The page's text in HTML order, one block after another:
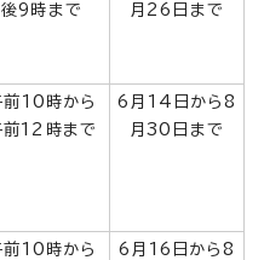
後9時まで
月26日まで
前10時から
前12時まで
6月14日から8
月30日まで
前10時から
6月16日から8